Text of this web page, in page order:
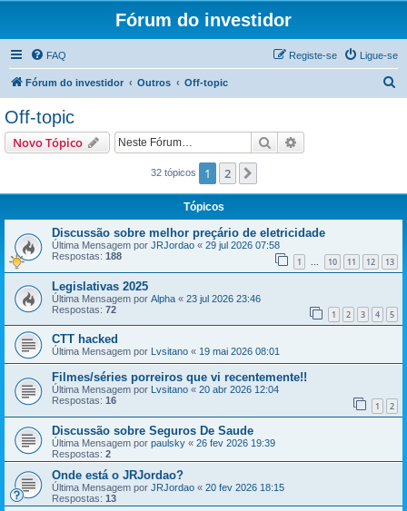
Fórum do investidor
FAQ Ligue-se
Registe-se
Fórum do investidor Outros Off-topic
r
Off-topic
Novo Tópico Pesquisar
32 tópicos 1 2
Tópicos
Discussão sobre melhor preçário de eletricidade
Última Mensagem por JRJordao « 29 jul 2026 07:58
Respostas: 188 1 ... 10 11 12 13
Legislativas 2025
Última Mensagem por Alpha « 23 jul 2026 23:46
Respostas: 72 1 2 3 4 5
CTT hacked
Última Mensagem por Lvsitano « 19 mai 2026 08:01
Filmes/séries porreiros que vi recentemente!!
Última Mensagem por Lvsitano « 20 abr 2026 12:04
Respostas: 16 1 2
Discussão sobre Seguros De Saude
Última Mensagem por paulsky « 26 fev 2026 19:39
Respostas: 2
Onde está o JRJordao?
Última Mensagem por JRJordao « 20 fev 2026 18:15
Respostas: 13